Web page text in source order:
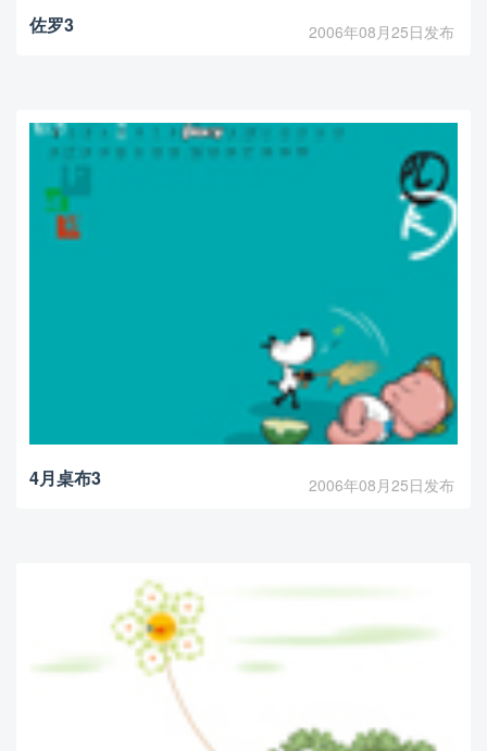
佐罗3 2006年08月25日发布
4月桌布3 2006年08月25日发布